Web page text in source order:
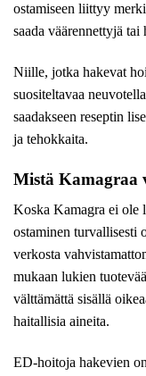
ostamiseen liittyy
saada väärennettyjä
Niille, jotka hakevat
suositeltavaa
saadakseen reseptin
ja tehokkaita.
Mistä Kamagraa
Koska Kamagra ei ole
ostaminen turvallisesti
verkosta
mukaan lukien
välttämättä sisällä
haitallisia aineita.
ED-hoitoja hakevien